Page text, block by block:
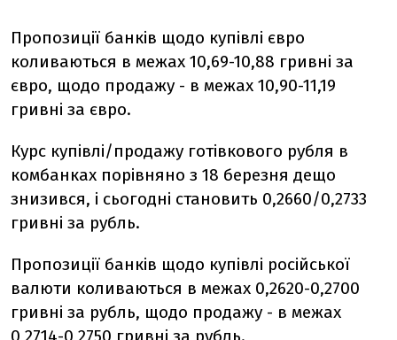
Пропозиції банків щодо купівлі євро
коливаються в межах 10,69-10,88 гривні за
євро, щодо продажу - в межах 10,90-11,19
гривні за євро.
Курс купівлі/продажу готівкового рубля в
комбанках порівняно з 18 березня дещо
знизився, і сьогодні становить 0,2660/0,2733
гривні за рубль.
Пропозиції банків щодо купівлі російської
валюти коливаються в межах 0,2620-0,2700
гривні за рубль, щодо продажу - в межах